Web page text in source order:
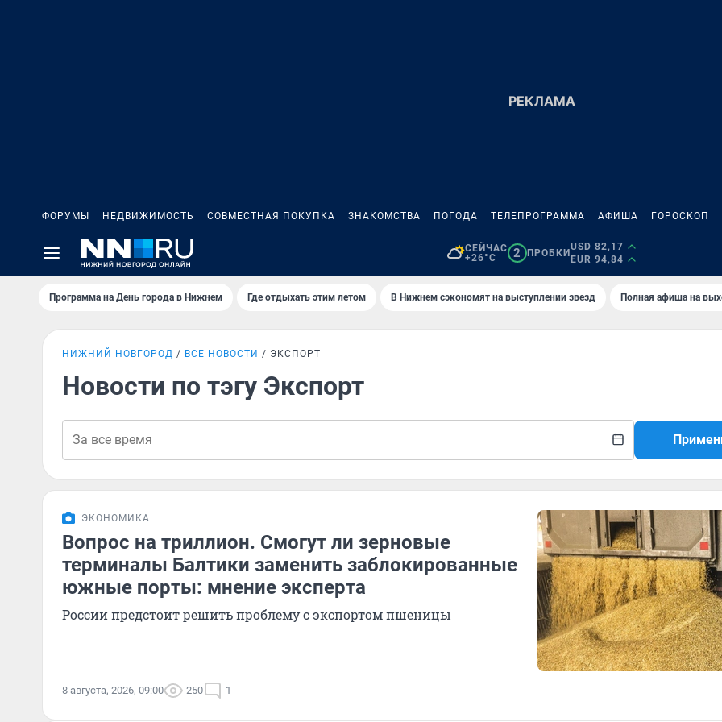
ФОРУМЫ НЕДВИЖИМОСТЬ СОВМЕСТНАЯ ПОКУПКА ЗНАКОМСТВА ПОГОДА ТЕЛЕПРОГРАММА АФИША ГОРОСКОП
СЕЙЧАС
+26°C
2 ПРОБКИ
USD 82,17
EUR 94,84
Программа на День города в Нижнем Где отдыхать этим летом В Нижнем сэкономят на выступлении звезд Полная афиша на
НИЖНИЙ НОВГОРОД ВСЕ НОВОСТИ ЭКСПОРТ
Новости по тэгу Экспорт
ЭКОНОМИКА
Вопрос на триллион. Смогут ли зерновые
терминалы Балтики заменить заблокированные
южные порты: мнение эксперта
России предстоит решить проблему с экспортом пшеницы
8 августа, 2026, 09:00 250 1